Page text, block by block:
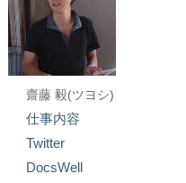
齋藤 毅(ツヨシ)
仕事内容
Twitter
DocsWell